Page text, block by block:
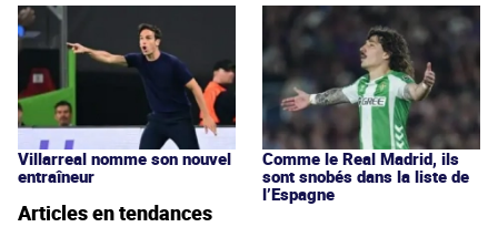
Villarreal nomme son nouvel
entraîneur
Comme le Real Madrid, ils
sont snobés dans la liste de
l’Espagne
Articles en tendances